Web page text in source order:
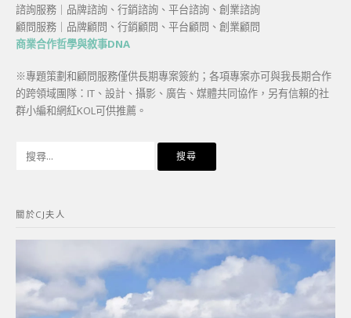
諮詢服務｜品牌諮詢、行銷諮詢、平台諮詢、創業諮詢
顧問服務｜品牌顧問、行銷顧問、平台顧問、創業顧問
商業合作哲學與敘事DNA
※專題策劃和顧問服務僅供長期專案簽約；各項專案亦可與我長期合作
的跨領域團隊：IT、設計、攝影、廣告、媒體共同協作，另有信賴的社
群小編和網紅KOL可供推薦。
字:
關於CJ夫人